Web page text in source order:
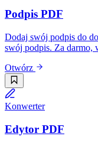
Podpis PDF
Dodaj swój podpis do
swój podpis. Za darmo,
Otwórz
Konwerter
Edytor PDF